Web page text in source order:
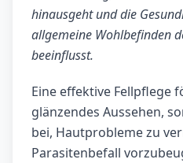
hinausgeht und die
allgemeine Wohlbefinden
beeinflusst.
Eine effektive Fellpflege
glänzendes Aussehen,
bei, Hautprobleme zu
Parasitenbefall